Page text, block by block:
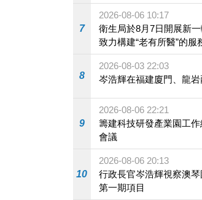
7
2026-08-06 10:17
衛生局於8月7日開展新
致力構建“老有所醫”的服
8
2026-08-03 22:03
岑浩輝在福建廈門、龍
9
2026-08-06 22:21
籌建科技研發產業園工
會議
10
2026-08-06 20:13
行政長官岑浩輝視察澳
第一期項目